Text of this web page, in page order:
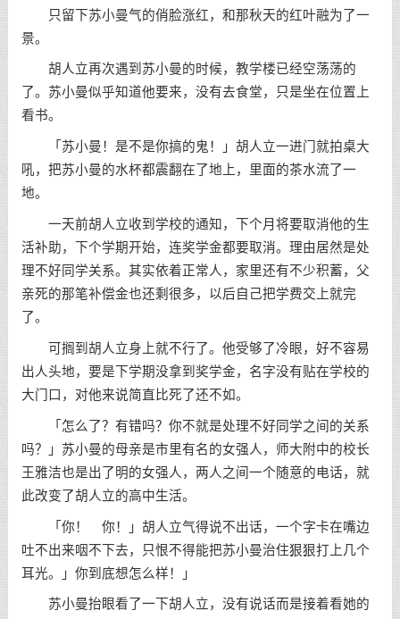
只留下苏小曼气的俏脸涨红，和那秋天的红叶融为了一
景。
胡人立再次遇到苏小曼的时候，教学楼已经空荡荡的
了。苏小曼似乎知道他要来，没有去食堂，只是坐在位置上
看书。
「苏小曼！是不是你搞的鬼！」胡人立一进门就拍桌大
吼，把苏小曼的水杯都震翻在了地上，里面的茶水流了一
地。
一天前胡人立收到学校的通知，下个月将要取消他的生
活补助，下个学期开始，连奖学金都要取消。理由居然是处
理不好同学关系。其实依着正常人，家里还有不少积蓄，父
亲死的那笔补偿金也还剩很多，以后自己把学费交上就完
了。
可搁到胡人立身上就不行了。他受够了冷眼，好不容易
出人头地，要是下学期没拿到奖学金，名字没有贴在学校的
大门口，对他来说简直比死了还不如。
「怎么了？有错吗？你不就是处理不好同学之间的关系
吗？」苏小曼的母亲是市里有名的女强人，师大附中的校长
王雅洁也是出了明的女强人，两人之间一个随意的电话，就
此改变了胡人立的高中生活。
「你！ 你！」胡人立气得说不出话，一个字卡在嘴边
吐不出来咽不下去，只恨不得能把苏小曼治住狠狠打上几个
耳光。」你到底想怎么样！」
苏小曼抬眼看了一下胡人立，没有说话而是接着看她的